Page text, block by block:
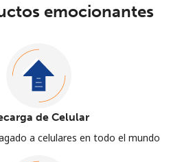
emocionantes
de Celular
a celulares en todo el mundo